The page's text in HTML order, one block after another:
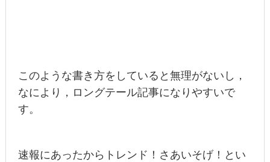
このような書き方をしていると無理がないし，
なにより，ロングテール記事になりやすいで
す。
速報にあったからトレンド！さあいそげ！とい